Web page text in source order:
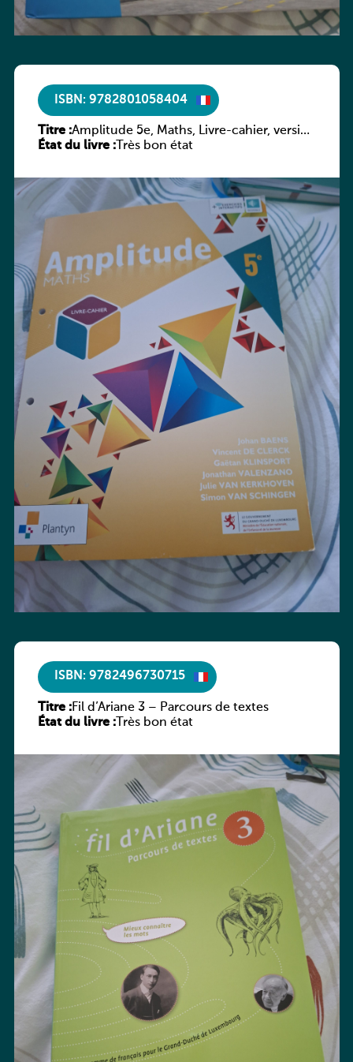
ISBN: 9782801058404
Titre :Amplitude 5e, Maths, Livre-cahier, version
luxembourgeoise
État du livre :Très bon état
ISBN: 9782496730715
Titre :Fil d’Ariane 3 – Parcours de textes
État du livre :Très bon état